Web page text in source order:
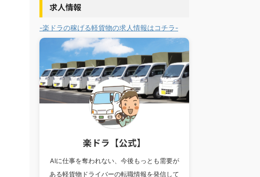
求人情報
-楽ドラの稼げる軽貨物の求人情報はコチラ-
楽ドラ【公式】
AIに仕事を奪われない、今後もっとも需要が
ある軽貨物ドライバーの転職情報を発信して